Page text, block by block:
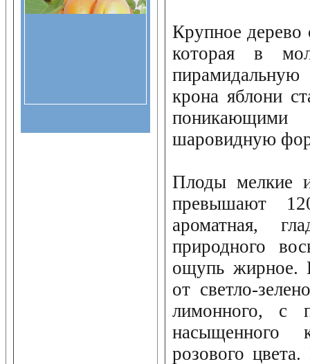
Крупное дерево
которая в
крона яблони
шаровидную
Плоды мелкие
превышают
ароматная,
природного
ощупь жирное.
от светло-
лимонного, с
насыщенного
розового